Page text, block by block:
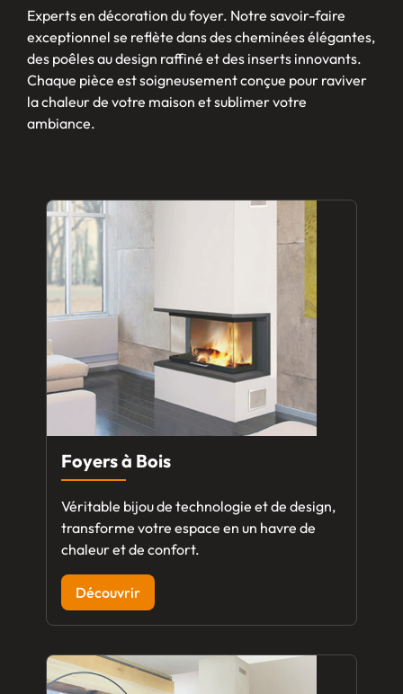
Experts en décoration du foyer. Notre savoir-faire
exceptionnel se reflète dans des cheminées élégantes,
des poêles au design raffiné et des inserts innovants.
Chaque pièce est soigneusement conçue pour raviver
la chaleur de votre maison et sublimer votre
ambiance.
Foyers à Bois
Véritable bijou de technologie et de design,
transforme votre espace en un havre de
chaleur et de confort.
Découvrir